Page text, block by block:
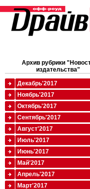
Архив рубрики
издательства"
Декабрь'2017
Ноябрь'2017
Октябрь'2017
Сентябрь'2017
Август'2017
Июль'2017
Июнь'2017
Май'2017
Апрель'2017
Март'2017